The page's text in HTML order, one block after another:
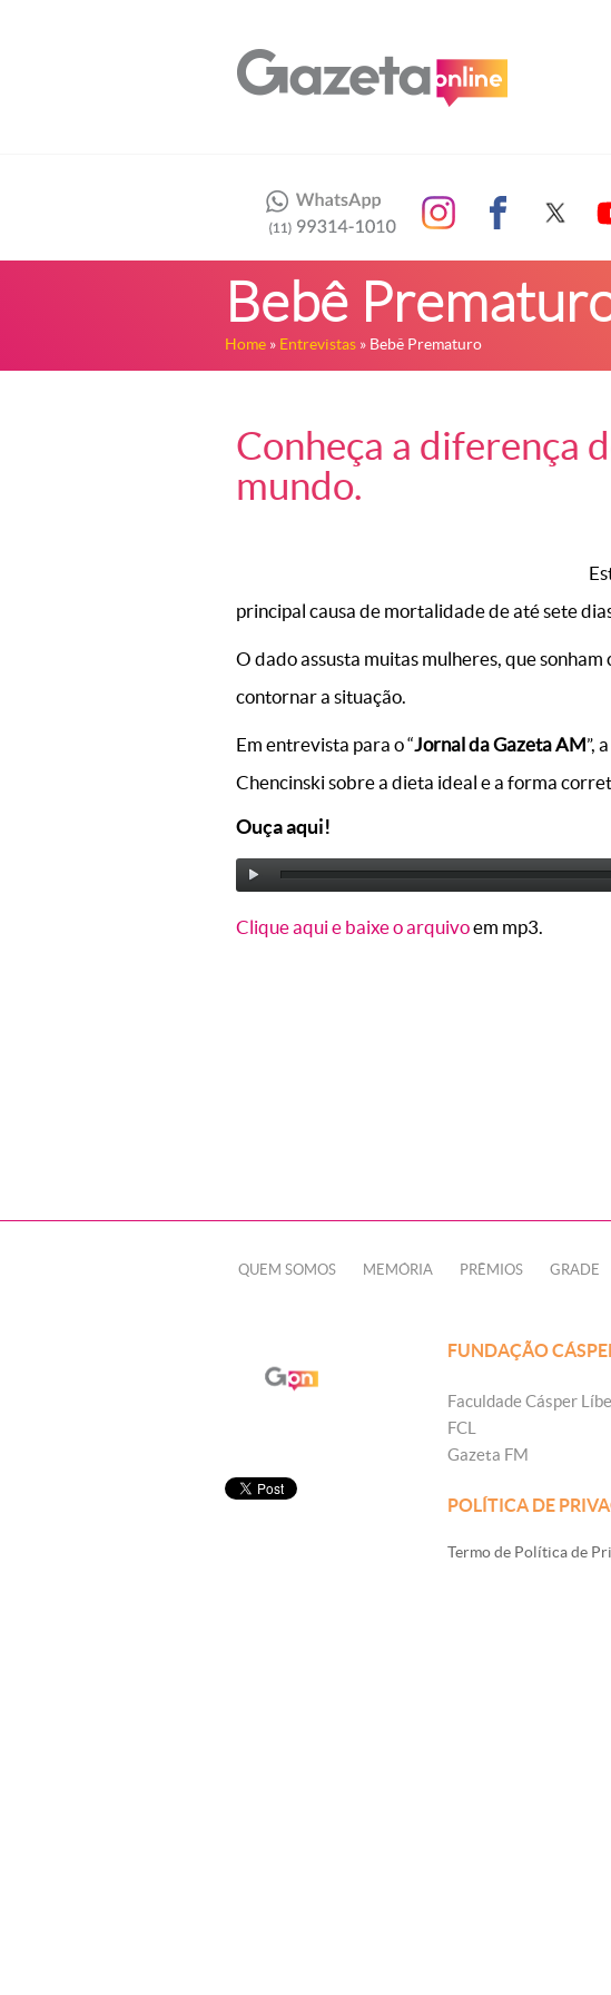
Bebê
Home » Entrevistas » Bebê Prematuro
Conheça a diferença
mundo.
principal causa de mortalidade de até sete
O dado assusta muitas mulheres, que
contornar a situação.
Em entrevista para o “Jornal da Gazeta AM”,
Chencinski sobre a dieta ideal e a forma
Ouça aqui!
Clique aqui e baixe o arquivoem mp3.
QUEM SOMOS MEMÓRIA PRÊMIOS GRADE
FUNDAÇÃO
Faculdade Cásper
FCL
Gazeta FM
POLÍTICA DE
Termo de Política de